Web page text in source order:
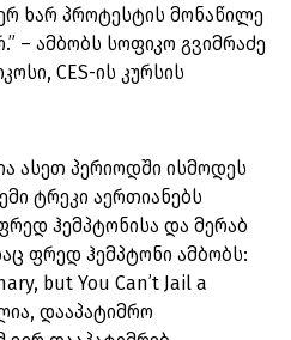
ხარ პროტესტის მონაწილე
– ამბობს სოფიკო გვიმრაძე
CES-ის კურსის
ასეთ პერიოდში ისმოდეს
ტრეკი აერთიანებს
ჰემპტონისა და მერაბ
ფრედ ჰემპტონი ამბობს:
but You Can’t Jail a
დააპატიმრო